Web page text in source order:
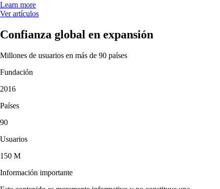
Learn more
Ver artículos
Confianza global en expansión
Millones de usuarios en más de 90 países
Fundación
2016
Países
90
Usuarios
150 M
Información importante